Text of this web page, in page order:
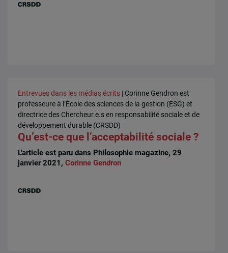
Entrevues dans les médias écrits | Corinne Gendron est
professeure à l’École des sciences de la gestion (ESG) et
directrice des Chercheur.e.s en responsabilité sociale et de
développement durable (CRSDD)
Qu’est-ce que l’acceptabilité sociale ?
L'article est paru dans Philosophie magazine, 29
janvier 2021,Corinne Gendron